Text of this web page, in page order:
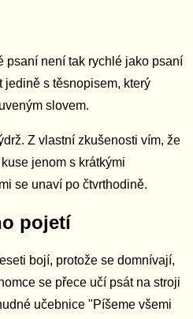
psaní není tak rychlé jako psaní
jedině s těsnopisem, který
slovem.
Z vlastní zkušenosti vím, že
jenom s krátkými
se unaví po čtvrthodině.
pojetí
bojí, protože se domnívají,
se přece učí psát na stroji
učebnice "Píšeme všemi